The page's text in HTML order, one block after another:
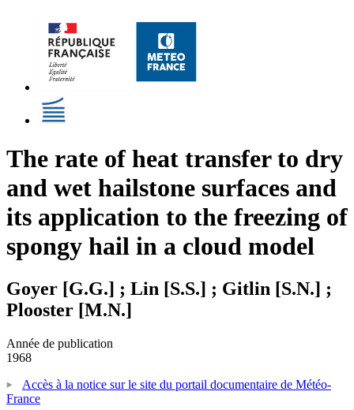
The rate of heat transfer to dry
and wet hailstone surfaces and
its application to the freezing of
spongy hail in a cloud model
Goyer [G.G.] ; Lin [S.S.] ; Gitlin [S.N.] ;
Plooster [M.N.]
Année de publication
1968
Accès à la notice sur le site du portail documentaire de Météo-
France